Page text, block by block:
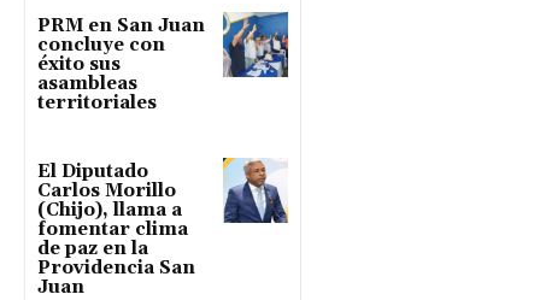
PRM en San Juan
concluye con
éxito sus
asambleas
territoriales
El Diputado
Carlos Morillo
(Chijo), llama a
fomentar clima
de paz en la
Providencia San
Juan